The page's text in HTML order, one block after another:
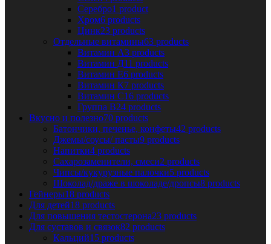
Серебро1 product
Хром6 products
Цинк23 products
Отдельные витамины63 products
Витамин А3 products
Витамин Д11 products
Витамин Е6 products
Витамин К7 products
Витамин С16 products
Группа В24 products
Вкусно и полезно70 products
Батончики, печенье, конфеты42 products
Джемы/соусы/ пасты9 products
Напитки4 products
Сахарозаменители, смеси2 products
Чипсы/кукурузные палочки5 products
Шоколад/драже в шоколаде/дропсы8 products
Гейнеры18 products
Для детей18 products
Для повышения тестостерона23 products
Для суставов и связок82 products
Кальций15 products